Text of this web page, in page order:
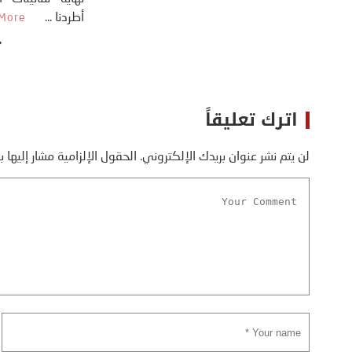
اترك تعليقاً
لن يتم نشر عنوان بريدك الإلكتروني. الحقول الإلزامية مشار إليها